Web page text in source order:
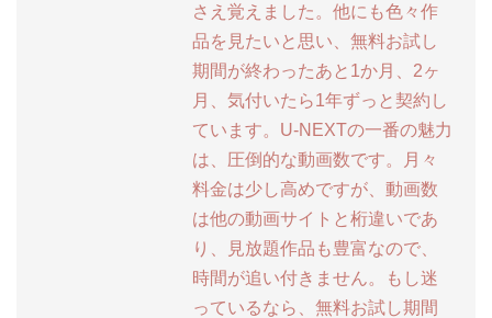
さえ覚えました。他にも色々作
品を見たいと思い、無料お試し
期間が終わったあと1か月、2ヶ
月、気付いたら1年ずっと契約し
ています。U-NEXTの一番の魅力
は、圧倒的な動画数です。月々
料金は少し高めですが、動画数
は他の動画サイトと桁違いであ
り、見放題作品も豊富なので、
時間が追い付きません。もし迷
っているなら、無料お試し期間